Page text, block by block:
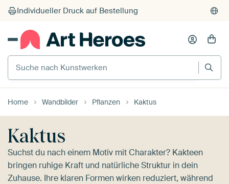
Suche nach Kunstwerken
Home Wandbilder Pflanzen Kaktus
Kaktus
Suchst du nach einem Motiv mit Charakter? Kakteen
bringen ruhige Kraft und natürliche Struktur in dein
Zuhause. Ihre klaren Formen wirken reduziert, während